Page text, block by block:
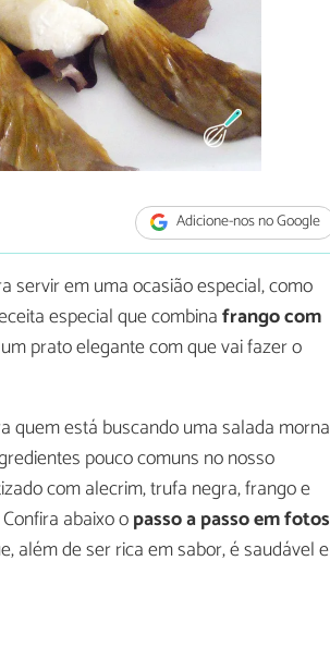
Adicione-nos no Google
servir em uma ocasião especial, como
especial que combinafrango com
prato elegante com que vai fazer o
quem está buscando uma salada morna
pouco comuns no nosso
com alecrim, trufa negra, frango e
abaixo opasso a passo em fotos
além de ser rica em sabor, é saudável e